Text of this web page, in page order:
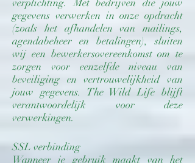
verplichting. Met bedrijven die jouw
gegevens verwerken in onze opdracht
(zoals het afhandelen van mailings,
agendabeheer en betalingen), sluiten
wij een bewerkersovereenkomst om te
zorgen voor eenzelfde niveau van
beveiliging en vertrouwelijkheid van
jouw gegevens. The Wild Life blijft
verantwoordelijk voor deze
verwerkingen.
SSL verbinding
Wanneer je gebruik maakt van het